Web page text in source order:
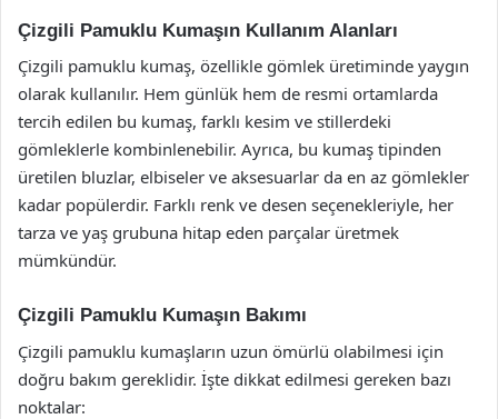
Çizgili Pamuklu Kumaşın Kullanım Alanları
Çizgili pamuklu kumaş, özellikle gömlek üretiminde yaygın
olarak kullanılır. Hem günlük hem de resmi ortamlarda
tercih edilen bu kumaş, farklı kesim ve stillerdeki
gömleklerle kombinlenebilir. Ayrıca, bu kumaş tipinden
üretilen bluzlar, elbiseler ve aksesuarlar da en az gömlekler
kadar popülerdir. Farklı renk ve desen seçenekleriyle, her
tarza ve yaş grubuna hitap eden parçalar üretmek
mümkündür.
Çizgili Pamuklu Kumaşın Bakımı
Çizgili pamuklu kumaşların uzun ömürlü olabilmesi için
doğru bakım gereklidir. İşte dikkat edilmesi gereken bazı
noktalar: